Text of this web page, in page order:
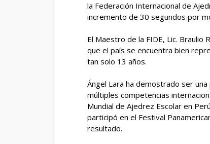
la Federación Internacional de
incremento de 30 segundos por
El Maestro de la FIDE, Lic.
que el país se encuentra bien
tan solo 13 años.
Ángel Lara ha demostrado ser
múltiples competencias
Mundial de Ajedrez Escolar en
participó en el Festival
resultado.